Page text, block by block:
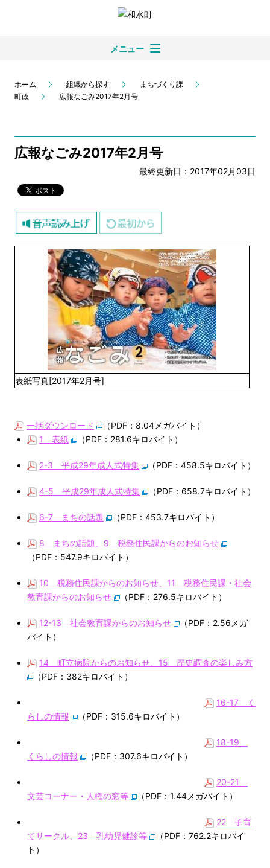
メニュー
ホーム 組織から探す
まちづくり課
町政
広報なごみ2017年2月号
広報なごみ2017年2月号
最終更新日：2017年02月03日
表紙写真[2017年2月号]
一括ダウンロード
（PDF：8.04メガバイト）
1 表紙
（PDF：281.6キロバイト）
2-3 平成29年成人式特集 （PDF：458.5キロバイト）
4-5 平成29年成人式特集 （PDF：658.7キロバイト）
6-7 まちの話題 （PDF：453.7キロバイト）
8 まちの話題、9 税務住民課からのお知らせ
（PDF：547.9キロバイト）
10 税務住民課からのお知らせ、11 税務住民課・社会
教育課からのお知らせ
（PDF：276.5キロバイト）
12-13 社会教育課からのお知らせ
（PDF：2.56メガ
バイト）
14 町立病院からのお知らせ、15 歴史調査の楽しみ方
（PDF：382キロバイト）
16-17 く
らしの情報
（PDF：315.6キロバイト）
18-19
くらしの情報
（PDF：307.6キロバイト）
20-21
文芸コーナー・人権の窓等
（PDF：1.44メガバイト）
22 子育
てサークル、23 乳幼児健診等
（PDF：762.2キロバイ
ト）